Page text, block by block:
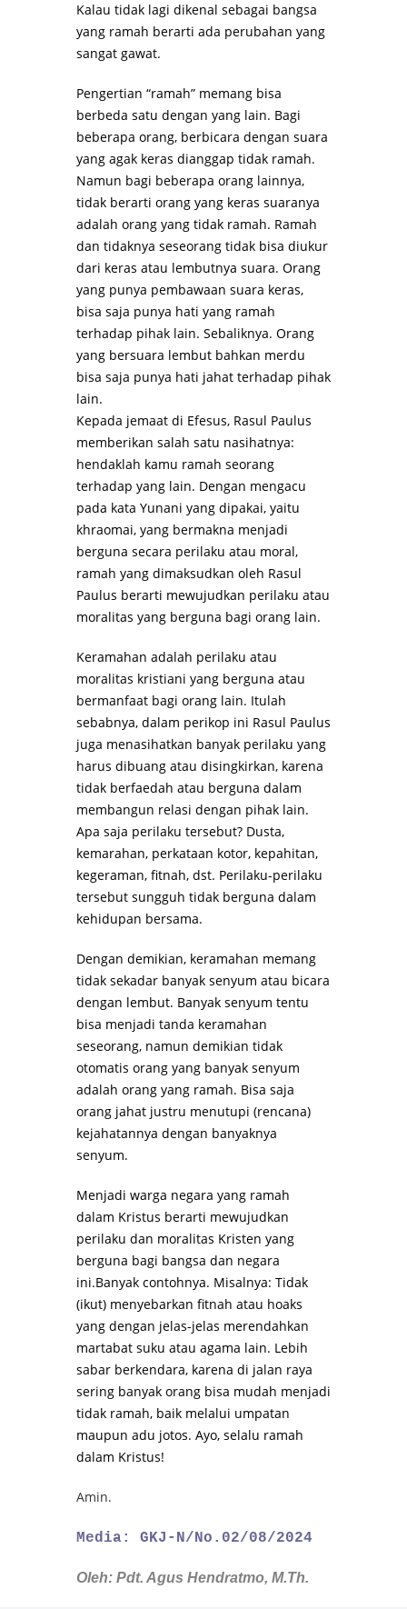
Kalau tidak lagi dikenal sebagai bangsa
yang ramah berarti ada perubahan yang
sangat gawat.
Pengertian “ramah” memang bisa
berbeda satu dengan yang lain. Bagi
beberapa orang, berbicara dengan suara
yang agak keras dianggap tidak ramah.
Namun bagi beberapa orang lainnya,
tidak berarti orang yang keras suaranya
adalah orang yang tidak ramah. Ramah
dan tidaknya seseorang tidak bisa diukur
dari keras atau lembutnya suara. Orang
yang punya pembawaan suara keras,
bisa saja punya hati yang ramah
terhadap pihak lain. Sebaliknya. Orang
yang bersuara lembut bahkan merdu
bisa saja punya hati jahat terhadap pihak
lain.
Kepada jemaat di Efesus, Rasul Paulus
memberikan salah satu nasihatnya:
hendaklah kamu ramah seorang
terhadap yang lain. Dengan mengacu
pada kata Yunani yang dipakai, yaitu
khraomai, yang bermakna menjadi
berguna secara perilaku atau moral,
ramah yang dimaksudkan oleh Rasul
Paulus berarti mewujudkan perilaku atau
moralitas yang berguna bagi orang lain.
Keramahan adalah perilaku atau
moralitas kristiani yang berguna atau
bermanfaat bagi orang lain. Itulah
sebabnya, dalam perikop ini Rasul Paulus
juga menasihatkan banyak perilaku yang
harus dibuang atau disingkirkan, karena
tidak berfaedah atau berguna dalam
membangun relasi dengan pihak lain.
Apa saja perilaku tersebut? Dusta,
kemarahan, perkataan kotor, kepahitan,
kegeraman, fitnah, dst. Perilaku-perilaku
tersebut sungguh tidak berguna dalam
kehidupan bersama.
Dengan demikian, keramahan memang
tidak sekadar banyak senyum atau bicara
dengan lembut. Banyak senyum tentu
bisa menjadi tanda keramahan
seseorang, namun demikian tidak
otomatis orang yang banyak senyum
adalah orang yang ramah. Bisa saja
orang jahat justru menutupi (rencana)
kejahatannya dengan banyaknya
senyum.
Menjadi warga negara yang ramah
dalam Kristus berarti mewujudkan
perilaku dan moralitas Kristen yang
berguna bagi bangsa dan negara
ini.Banyak contohnya. Misalnya: Tidak
(ikut) menyebarkan fitnah atau hoaks
yang dengan jelas-jelas merendahkan
martabat suku atau agama lain. Lebih
sabar berkendara, karena di jalan raya
sering banyak orang bisa mudah menjadi
tidak ramah, baik melalui umpatan
maupun adu jotos. Ayo, selalu ramah
dalam Kristus!
Amin.
Media: GKJ-N/No.02/08/2024
Oleh: Pdt. Agus Hendratmo, M.Th.